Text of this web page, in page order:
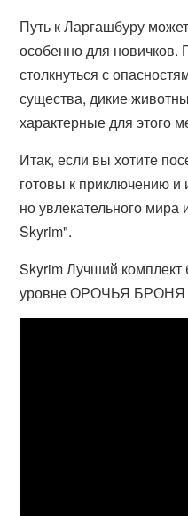
Путь к Ларгашбуру
особенно для новичков.
столкнуться с
существа, дикие
характерные для этого
Итак, если вы хотите
готовы к приключению и
но увлекательного
Skyrim".
Skyrim Лучший
уровне ОРОЧЬЯ БРОНЯ